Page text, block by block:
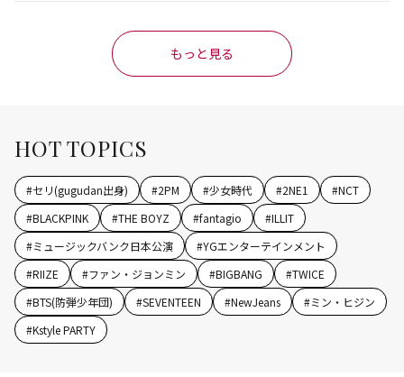
もっと見る
HOT TOPICS
#セリ(gugudan出身) #2PM #少女時代 #2NE1 #NCT
#BLACKPINK #THE BOYZ #fantagio #ILLIT
#ミュージックバンク日本公演 #YGエンターテインメント
#RIIZE #ファン・ジョンミン #BIGBANG #TWICE
#BTS(防弾少年団) #SEVENTEEN #NewJeans #ミン・ヒジン
#Kstyle PARTY